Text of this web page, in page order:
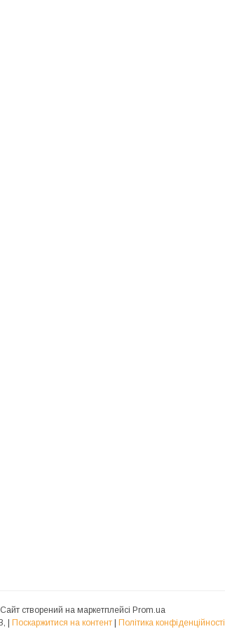
Сайт створений на маркетплейсі Prom.ua
ФОП Яцина А.В, | Поскаржитися на контент | Політика конфіденційності